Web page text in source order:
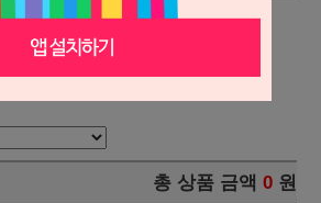
총 상품 금액 0 원